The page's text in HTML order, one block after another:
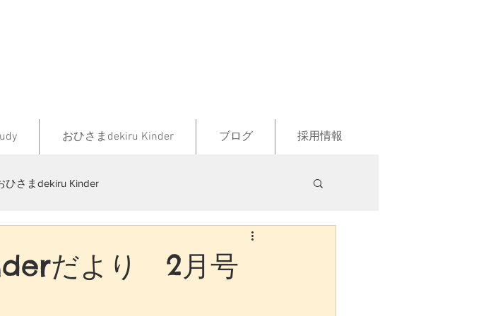
おひさまdekiru Kinder ブログ 採用情報
ひさまdekiru Kinder
だより 2月号